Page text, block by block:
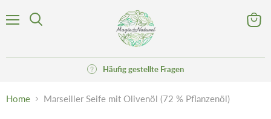
Häufig gestellte Fragen
Home Marseiller Seife mit Olivenöl (72 % Pflanzenöl)